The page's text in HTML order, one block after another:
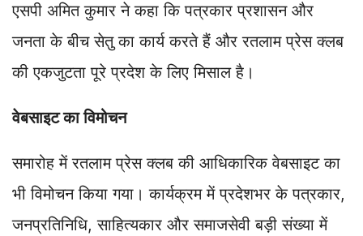
एसपी अमित कुमार ने कहा कि पत्रकार प्रशासन और
जनता के बीच सेतु का कार्य करते हैं और रतलाम प्रेस क्लब
की एकजुटता पूरे प्रदेश के लिए मिसाल है।
वेबसाइट का विमोचन
समारोह में रतलाम प्रेस क्लब की आधिकारिक वेबसाइट का
भी विमोचन किया गया। कार्यक्रम में प्रदेशभर के पत्रकार,
जनप्रतिनिधि, साहित्यकार और समाजसेवी बड़ी संख्या में